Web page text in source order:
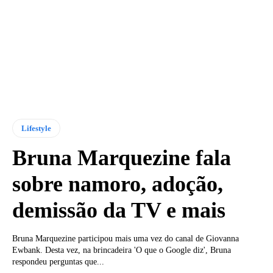
Lifestyle
Bruna Marquezine fala
sobre namoro, adoção,
demissão da TV e mais
Bruna Marquezine participou mais uma vez do canal de Giovanna
Ewbank. Desta vez, na brincadeira 'O que o Google diz', Bruna
respondeu perguntas que...